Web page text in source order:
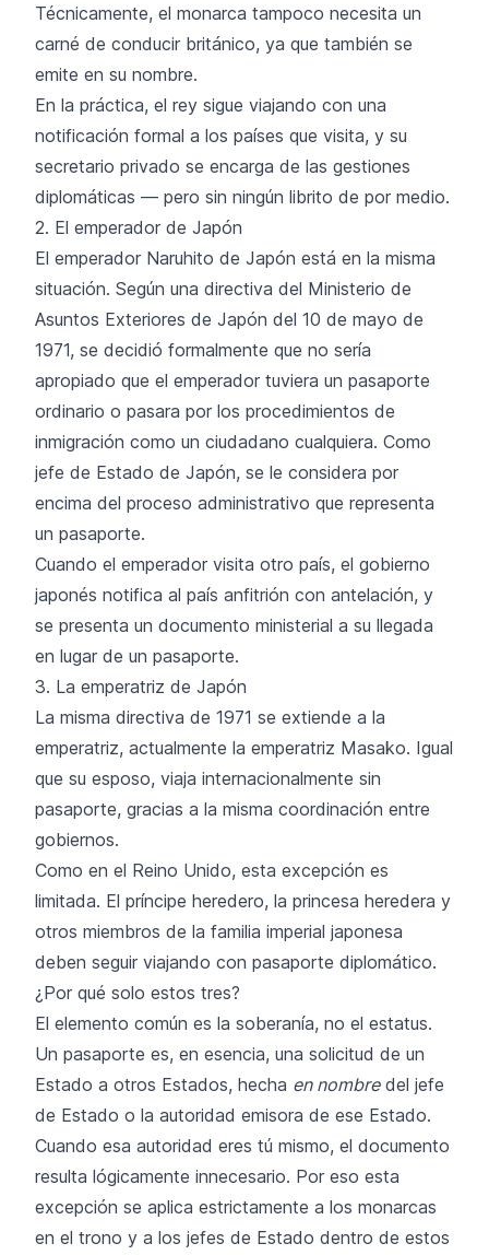
Técnicamente, el monarca tampoco necesita un
carné de conducir británico, ya que también se
emite en su nombre.
En la práctica, el rey sigue viajando con una
notificación formal a los países que visita, y su
secretario privado se encarga de las gestiones
diplomáticas — pero sin ningún librito de por medio.
2. El emperador de Japón
El emperador Naruhito de Japón está en la misma
situación. Según una directiva del Ministerio de
Asuntos Exteriores de Japón del 10 de mayo de
1971, se decidió formalmente que no sería
apropiado que el emperador tuviera un pasaporte
ordinario o pasara por los procedimientos de
inmigración como un ciudadano cualquiera. Como
jefe de Estado de Japón, se le considera por
encima del proceso administrativo que representa
un pasaporte.
Cuando el emperador visita otro país, el gobierno
japonés notifica al país anfitrión con antelación, y
se presenta un documento ministerial a su llegada
en lugar de un pasaporte.
3. La emperatriz de Japón
La misma directiva de 1971 se extiende a la
emperatriz, actualmente la emperatriz Masako. Igual
que su esposo, viaja internacionalmente sin
pasaporte, gracias a la misma coordinación entre
gobiernos.
Como en el Reino Unido, esta excepción es
limitada. El príncipe heredero, la princesa heredera y
otros miembros de la familia imperial japonesa
deben seguir viajando con pasaporte diplomático.
¿Por qué solo estos tres?
El elemento común es la soberanía, no el estatus.
Un pasaporte es, en esencia, una solicitud de un
Estado a otros Estados, hecha en nombredel jefe
de Estado o la autoridad emisora de ese Estado.
Cuando esa autoridad eres tú mismo, el documento
resulta lógicamente innecesario. Por eso esta
excepción se aplica estrictamente a los monarcas
en el trono y a los jefes de Estado dentro de estos